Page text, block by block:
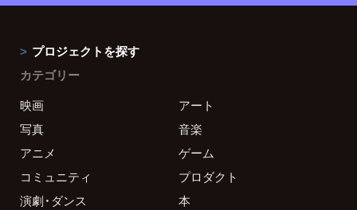
プロジェクトを探す
カテゴリー
映画
アート
写真
音楽
アニメ
ゲーム
コミュニティ
プロダクト
演劇・ダンス
本